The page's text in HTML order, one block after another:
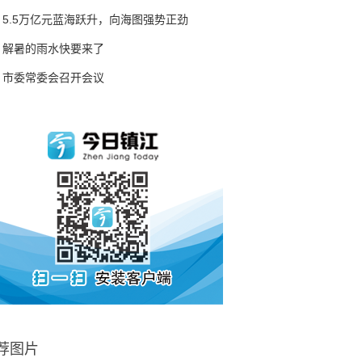
5.5万亿元蓝海跃升，向海图强势正劲
解暑的雨水快要来了
市委常委会召开会议
图片